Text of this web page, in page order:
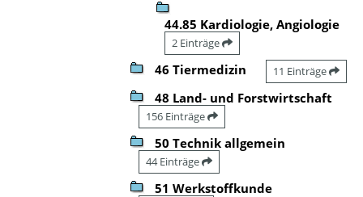
44.85 Kardiologie, Angiologie
2 Einträge
46 Tiermedizin 11 Einträge
48 Land- und Forstwirtschaft
156 Einträge
50 Technik allgemein
44 Einträge
51 Werkstoffkunde